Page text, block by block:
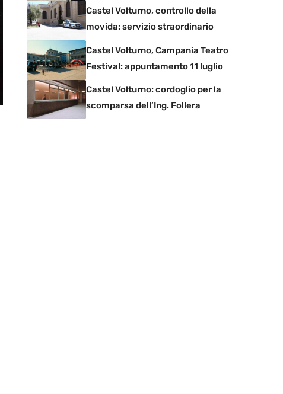
Castel Volturno, controllo della
movida: servizio straordinario
Castel Volturno, Campania Teatro
Festival: appuntamento 11 luglio
Castel Volturno: cordoglio per la
scomparsa dell’Ing. Follera